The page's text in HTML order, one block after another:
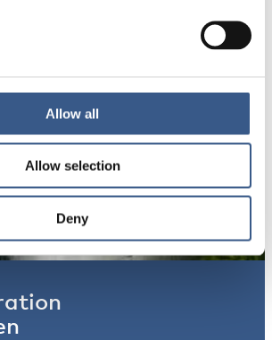
Allow all
Allow selection
Deny
*Obligatoriskt